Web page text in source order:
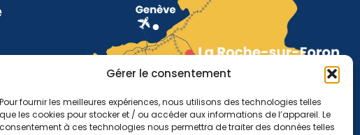
Gérer le consentement
Pour fournir les meilleures expériences, nous utilisons des technologies telles
que les cookies pour stocker et / ou accéder aux informations de l’appareil. Le
consentement à ces technologies nous permettra de traiter des données telles